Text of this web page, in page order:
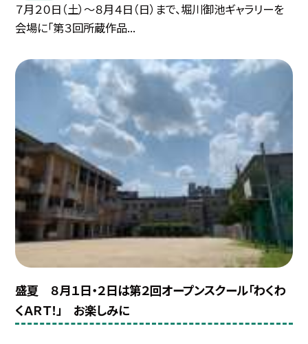
７月２０日（土）〜８月４日（日）まで、堀川御池ギャラリーを
会場に「第３回所蔵作品...
盛夏 ８月１日・２日は第２回オープンスクール「わくわ
くＡＲＴ！」 お楽しみに